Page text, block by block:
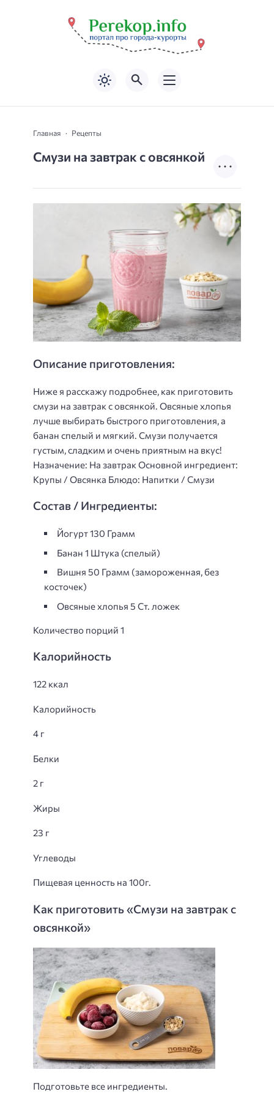
Главная Рецепты
Смузи на завтрак с овсянкой
Описание приготовления:
Ниже я расскажу подробнее, как приготовить
смузи на завтрак с овсянкой. Овсяные хлопья
лучше выбирать быстрого приготовления, а
банан спелый и мягкий. Смузи получается
густым, сладким и очень приятным на вкус!
Назначение: На завтрак Основной ингредиент:
Крупы / Овсянка Блюдо: Напитки / Смузи
Состав / Ингредиенты:
Йогурт 130 Грамм
Банан 1 Штука (спелый)
Вишня 50 Грамм (замороженная, без
косточек)
Овсяные хлопья 5 Ст. ложек
Количество порций 1
Калорийность
122 ккал
Калорийность
4 г
Белки
2 г
Жиры
23 г
Углеводы
Пищевая ценность на 100г.
Как приготовить «Смузи на завтрак с
овсянкой»
Подготовьте все ингредиенты.